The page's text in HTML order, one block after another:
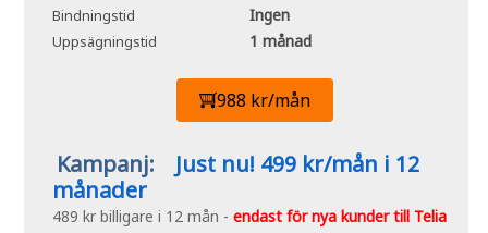
Bindningstid Ingen
Uppsägningstid 1 månad
988 kr/mån
Kampanj:
Just nu! 499 kr/mån i 12
månader
489 kr billigare i 12 mån - endast för nya kunder till Telia